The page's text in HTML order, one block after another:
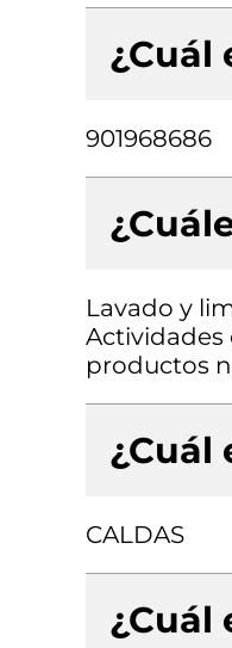
¿Cuál
901968686
Lavado y
Actividades
productos
¿Cuál
CALDAS
¿Cuál